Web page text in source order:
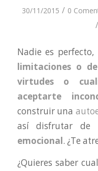
30/11/2015 / 0
/
Nadie es
limitaciones o
virtudes o
aceptarte
construir una
así disfrutar de
emocional. ¿Te
¿Quieres saber